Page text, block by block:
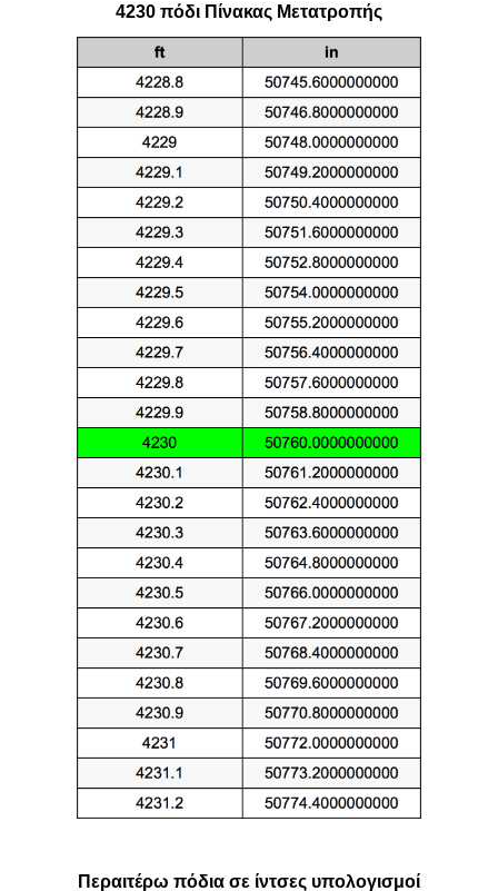
4230 πόδι Πίνακας Μετατροπής
Περαιτέρω πόδια σε ίντσες υπολογισμοί